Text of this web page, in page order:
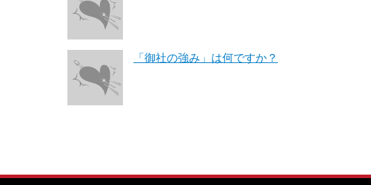
「御社の強み」は何ですか？